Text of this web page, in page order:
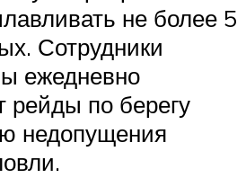
не более 5
Сотрудники
ежедневно
рейды по берегу
недопущения